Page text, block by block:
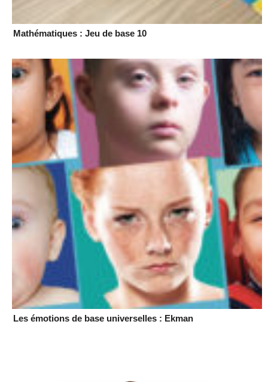
Mathématiques : Jeu de base 10
Les émotions de base universelles : Ekman